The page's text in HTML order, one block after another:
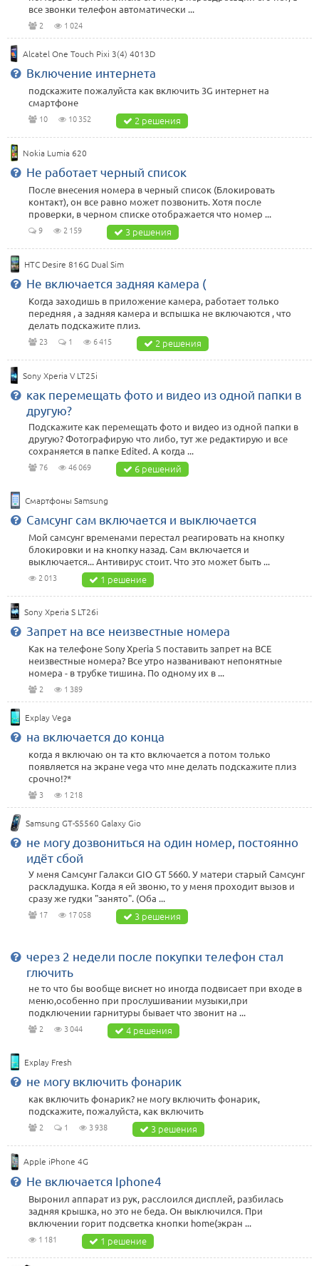
все звонки телефон автоматически ...
2 1 024
Alcatel One Touch Pixi 3(4) 4013D
Включение интернета
подскажите пожалуйста как включить 3G интернет на
смартфоне
10 10 352 2 решения
Nokia Lumia 620
Не работает черный список
После внесения номера в черный список (Блокировать
контакт), он все равно может позвонить. Хотя после
проверки, в черном списке отображается что номер ...
9 2 159 3 решения
HTC Desire 816G Dual Sim
Не включается задняя камера (
Когда заходишь в приложение камера, работает только
передняя , а задняя камера и вспышка не включаются , что
делать подскажите плиз.
23 1 6 415 2 решения
Sony Xperia V LT25i
как перемещать фото и видео из одной папки в
другую?
Подскажите как перемещать фото и видео из одной папки в
другую? Фотографирую что либо, тут же редактирую и все
сохраняется в папке Edited. А когда ...
76 46 069 6 решений
Смартфоны Samsung
Самсунг сам включается и выключается
Мой самсунг временами перестал реагировать на кнопку
блокировки и на кнопку назад. Сам включается и
выключается... Антивирус стоит. Что это может быть ...
2 013 1 решение
Sony Xperia S LT26i
Запрет на все неизвестные номера
Как на телефоне Sony Xperia S поставить запрет на ВСЕ
неизвестные номера? Все утро названивают непонятные
номера - в трубке тишина. По одному их в ...
2 1 389
Explay Vega
на включается до конца
когда я включаю он та кто включается а потом только
появляется на экране vega что мне делать подскажите плиз
срочно!?*
3 1 218
Samsung GT-S5560 Galaxy Gio
не могу дозвониться на один номер, постоянно
идёт сбой
У меня Самсунг Галакси GIO GT 5660. У матери старый Самсунг
раскладушка. Когда я ей звоню, то у меня проходит вызов и
сразу же гудки "занято". (Оба ...
17 17 058 3 решения
через 2 недели после покупки телефон стал
глючить
не то что бы вообще виснет но иногда подвисает при входе в
меню,особенно при прослушивании музыки,при
подключении гарнитуры бывает что звонит на ...
2 3 044 4 решения
Explay Fresh
не могу включить фонарик
как включить фонарик? не могу включить фонарик,
подскажите, пожалуйста, как включить
2 1 3 938 3 решения
Apple iPhone 4G
Не включается Iphone4
Выронил аппарат из рук, расслоился дисплей, разбилась
задняя крышка, но это не беда. Он выключился. При
включении горит подсветка кнопки home(экран ...
1 181 1 решение